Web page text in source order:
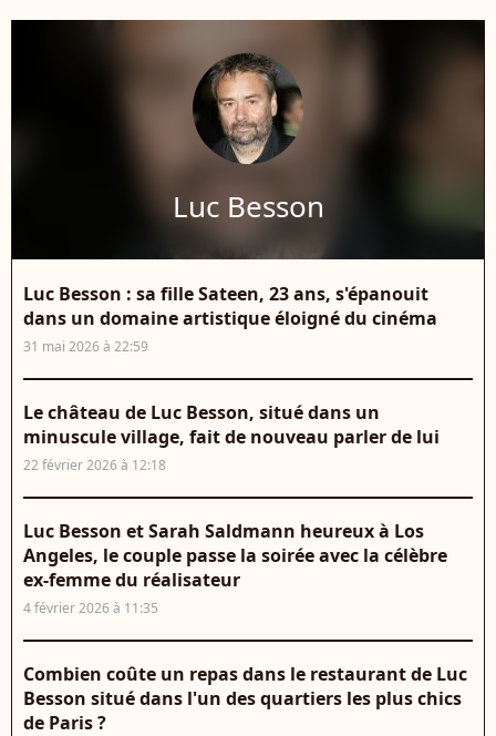
Luc Besson
Luc Besson : sa fille Sateen, 23 ans, s'épanouit
dans un domaine artistique éloigné du cinéma
31 mai 2026 à 22:59
Le château de Luc Besson, situé dans un
minuscule village, fait de nouveau parler de lui
22 février 2026 à 12:18
Luc Besson et Sarah Saldmann heureux à Los
Angeles, le couple passe la soirée avec la célèbre
ex-femme du réalisateur
4 février 2026 à 11:35
Combien coûte un repas dans le restaurant de Luc
Besson situé dans l'un des quartiers les plus chics
de Paris ?